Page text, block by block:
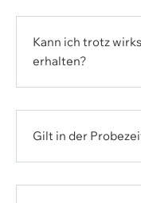
Kann ich trotz
erhalten?
Gilt in der